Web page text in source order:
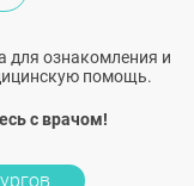
для ознакомления и
помощь.
с врачом!